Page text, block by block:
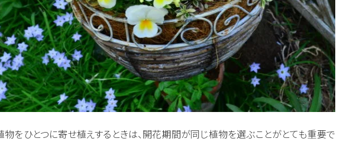
をひとつに寄せ植えするときは、開花期間が同じ植物を選ぶことがとても重要で